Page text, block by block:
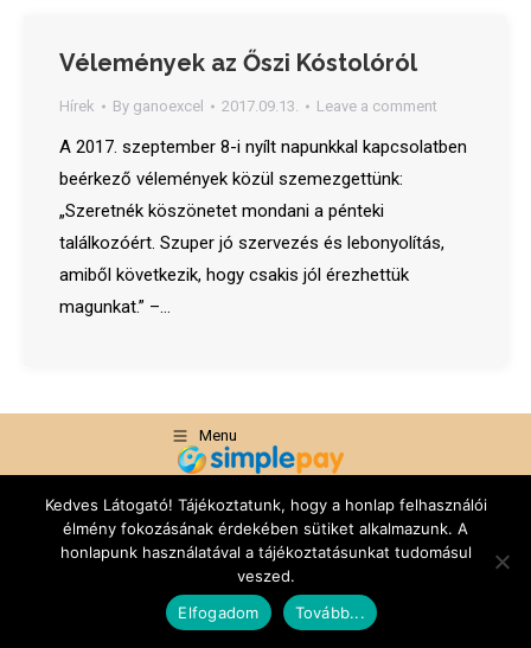
Vélemények az Őszi Kóstolóról
Hírek By ganoexcel 2017.09.13. Leave a comment
A 2017. szeptember 8-i nyílt napunkkal kapcsolatben
beérkező vélemények közül szemezgettünk:
„Szeretnék köszönetet mondani a pénteki
találkozóért. Szuper jó szervezés és lebonyolítás,
amiből következik, hogy csakis jól érezhettük
magunkat.” –…
Menu
+36-20-420-83-42
info@ganoexcel.hu
Kedves Látogató! Tájékoztatunk, hogy a honlap felhasználói
élmény fokozásának érdekében sütiket alkalmazunk. A
honlapunk használatával a tájékoztatásunkat tudomásul
veszed.
Elfogadom
Tovább...